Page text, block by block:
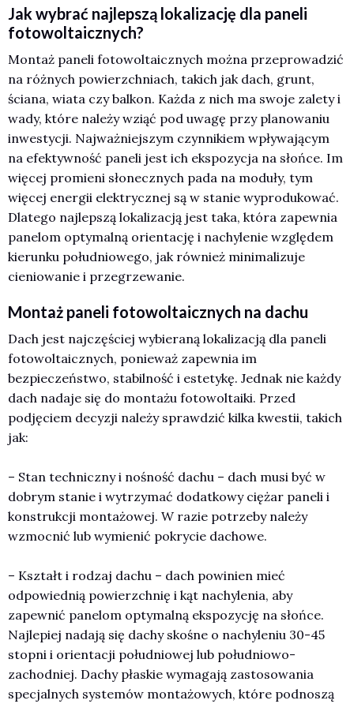
Jak wybrać najlepszą lokalizację dla paneli
fotowoltaicznych?
Montaż paneli fotowoltaicznych można przeprowadzić
na różnych powierzchniach, takich jak dach, grunt,
ściana, wiata czy balkon. Każda z nich ma swoje zalety i
wady, które należy wziąć pod uwagę przy planowaniu
inwestycji. Najważniejszym czynnikiem wpływającym
na efektywność paneli jest ich ekspozycja na słońce. Im
więcej promieni słonecznych pada na moduły, tym
więcej energii elektrycznej są w stanie wyprodukować.
Dlatego najlepszą lokalizacją jest taka, która zapewnia
panelom optymalną orientację i nachylenie względem
kierunku południowego, jak również minimalizuje
cieniowanie i przegrzewanie.
Montaż paneli fotowoltaicznych na dachu
Dach jest najczęściej wybieraną lokalizacją dla paneli
fotowoltaicznych, ponieważ zapewnia im
bezpieczeństwo, stabilność i estetykę. Jednak nie każdy
dach nadaje się do montażu fotowoltaiki. Przed
podjęciem decyzji należy sprawdzić kilka kwestii, takich
jak:
– Stan techniczny i nośność dachu – dach musi być w
dobrym stanie i wytrzymać dodatkowy ciężar paneli i
konstrukcji montażowej. W razie potrzeby należy
wzmocnić lub wymienić pokrycie dachowe.
– Kształt i rodzaj dachu – dach powinien mieć
odpowiednią powierzchnię i kąt nachylenia, aby
zapewnić panelom optymalną ekspozycję na słońce.
Najlepiej nadają się dachy skośne o nachyleniu 30-45
stopni i orientacji południowej lub południowo-
zachodniej. Dachy płaskie wymagają zastosowania
specjalnych systemów montażowych, które podnoszą